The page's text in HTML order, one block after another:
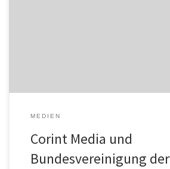
MEDIEN
Corint Media und
Bundesvereinigung der